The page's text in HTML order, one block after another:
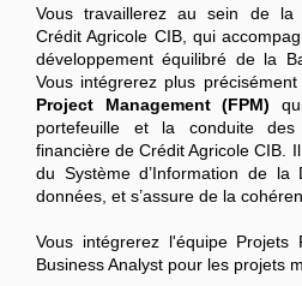
Vous travaillerez au sein de la
Crédit Agricole CIB, qui
développement équilibré de la
Vous intégrerez plus précisément
Project Management (FPM)
portefeuille et la conduite
financière de Crédit Agricole CIB.
du Système d’Information de la
données, et s’assure de la
Vous intégrerez l'équipe
Business Analyst pour les projets